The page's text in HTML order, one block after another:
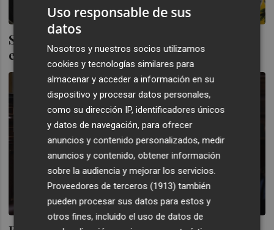
Sánchez se burla de Feijóo y le dice que no
es presidente porque no le deja Vox
Uso responsable de sus
datos
Nosotros y nuestros socios utilizamos
cookies y tecnologías similares para
almacenar y acceder a información en su
dispositivo y procesar datos personales,
como su dirección IP, identificadores únicos
y datos de navegación, para ofrecer
anuncios y contenido personalizados, medir
anuncios y contenido, obtener información
sobre la audiencia y mejorar los servicios.
Proveedores de terceros (1913) también
pueden procesar sus datos para estos y
otros fines, incluido el uso de datos de